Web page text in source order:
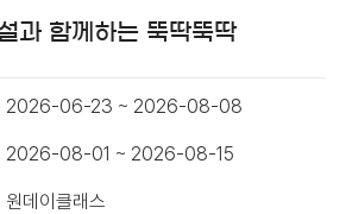
과 함께하는 뚝딱뚝딱
2026-06-23 ~ 2026-08-08
2026-08-01 ~ 2026-08-15
원데이클래스